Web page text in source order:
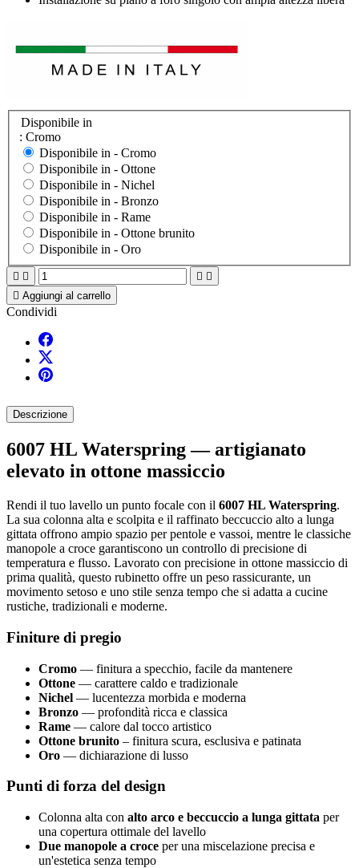
Disponibile in
: Cromo
Disponibile in - Cromo
Disponibile in - Ottone
Disponibile in - Nichel
Disponibile in - Bronzo
Disponibile in - Rame
Disponibile in - Ottone brunito
Disponibile in - Oro
   
 Aggiungi al carrello
Condividi
Descrizione
6007 HL Waterspring — artigianato
elevato in ottone massiccio
Rendi il tuo lavello un punto focale con il 6007 HL Waterspring.
La sua colonna alta e scolpita e il raffinato beccuccio alto a lunga
gittata offrono ampio spazio per pentole e vassoi, mentre le classiche
manopole a croce garantiscono un controllo di precisione di
temperatura e flusso. Lavorato con precisione in ottone massiccio di
prima qualità, questo rubinetto offre un peso rassicurante, un
movimento setoso e uno stile senza tempo che si adatta a cucine
rustiche, tradizionali e moderne.
Finiture di pregio
Cromo — finitura a specchio, facile da mantenere
Ottone — carattere caldo e tradizionale
Nichel — lucentezza morbida e moderna
Bronzo — profondità ricca e classica
Rame — calore dal tocco artistico
Ottone brunito – finitura scura, esclusiva e patinata
Oro — dichiarazione di lusso
Punti di forza del design
Colonna alta con alto arco e beccuccio a lunga gittata per
una copertura ottimale del lavello
Due manopole a croce per una miscelazione precisa e
un'estetica senza tempo